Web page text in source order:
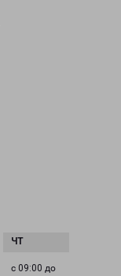
с 09:00 до